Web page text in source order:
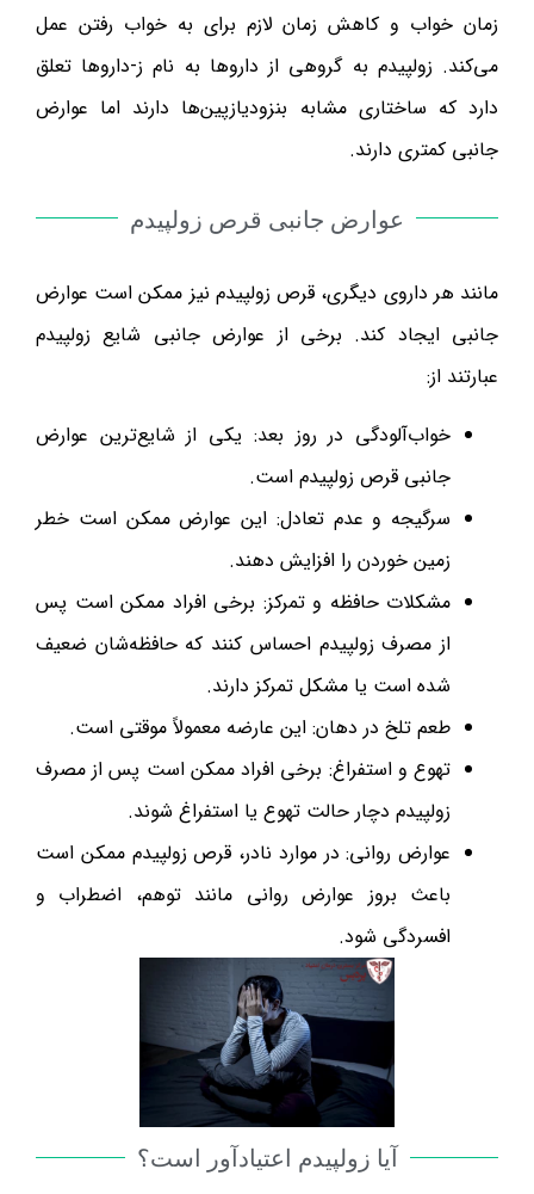
زمان خواب و کاهش زمان لازم برای به خواب رفتن عمل
می‌کند. زولپیدم به گروهی از داروها به نام ز-داروها تعلق
دارد که ساختاری مشابه بنزودیازپین‌ها دارند اما عوارض
جانبی کمتری دارند.
عوارض جانبی قرص زولپیدم
مانند هر داروی دیگری، قرص زولپیدم نیز ممکن است عوارض
جانبی ایجاد کند. برخی از عوارض جانبی شایع زولپیدم
عبارتند از:
خواب‌آلودگی در روز بعد: یکی از شایع‌ترین عوارض
جانبی قرص زولپیدم است.
سرگیجه و عدم تعادل: این عوارض ممکن است خطر
زمین خوردن را افزایش دهند.
مشکلات حافظه و تمرکز: برخی افراد ممکن است پس
از مصرف زولپیدم احساس کنند که حافظه‌شان ضعیف
شده است یا مشکل تمرکز دارند.
طعم تلخ در دهان: این عارضه معمولاً موقتی است.
تهوع و استفراغ: برخی افراد ممکن است پس از مصرف
زولپیدم دچار حالت تهوع یا استفراغ شوند.
عوارض روانی: در موارد نادر، قرص زولپیدم ممکن است
باعث بروز عوارض روانی مانند توهم، اضطراب و
افسردگی شود.
آیا زولپیدم اعتیادآور است؟